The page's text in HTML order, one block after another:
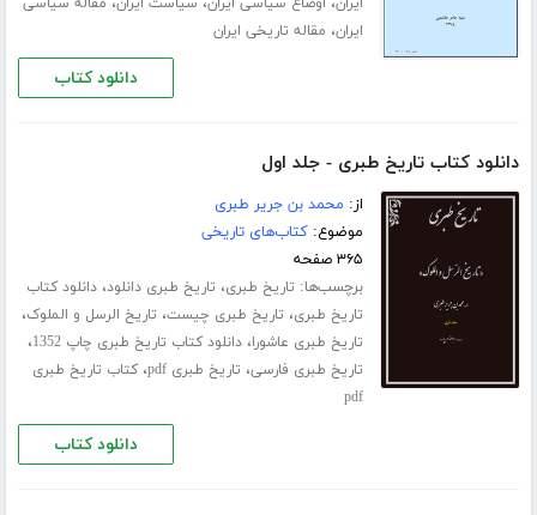
ایران، مقاله تاریخی ایران
دانلود کتاب
دانلود کتاب تاریخ طبری - جلد اول
از: محمد بن جریر طبری
موضوع:کتاب‌های تاریخی
۳۶۵ صفحه
برچسب‌ها: تاریخ طبری، تاریخ طبری دانلود،دانلود کتاب
تاریخ طبری، تاریخ طبری چیست، تاریخ الرسل و الملوک،
تاریخ طبری عاشورا،دانلود کتاب تاریخ طبری چاپ 1352 ،
تاریخ طبری فارسی، تاریخ طبری pdf ،کتاب تاریخ طبری
pdf
دانلود کتاب